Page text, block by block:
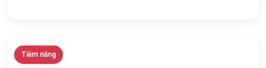
Tiềm năng